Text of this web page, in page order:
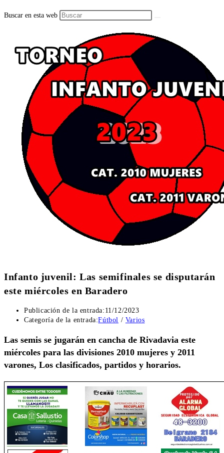
Buscar en esta web
Infanto juvenil: Las semifinales se disputarán
este miércoles en Baradero
Publicación de la entrada: 11/12/2023
Categoría de la entrada:Fútbol / Varios
Las semis se jugarán en cancha de Rivadavia este
miércoles para las divisiones 2010 mujeres y 2011
varones, Los clasificados, partidos y horarios.